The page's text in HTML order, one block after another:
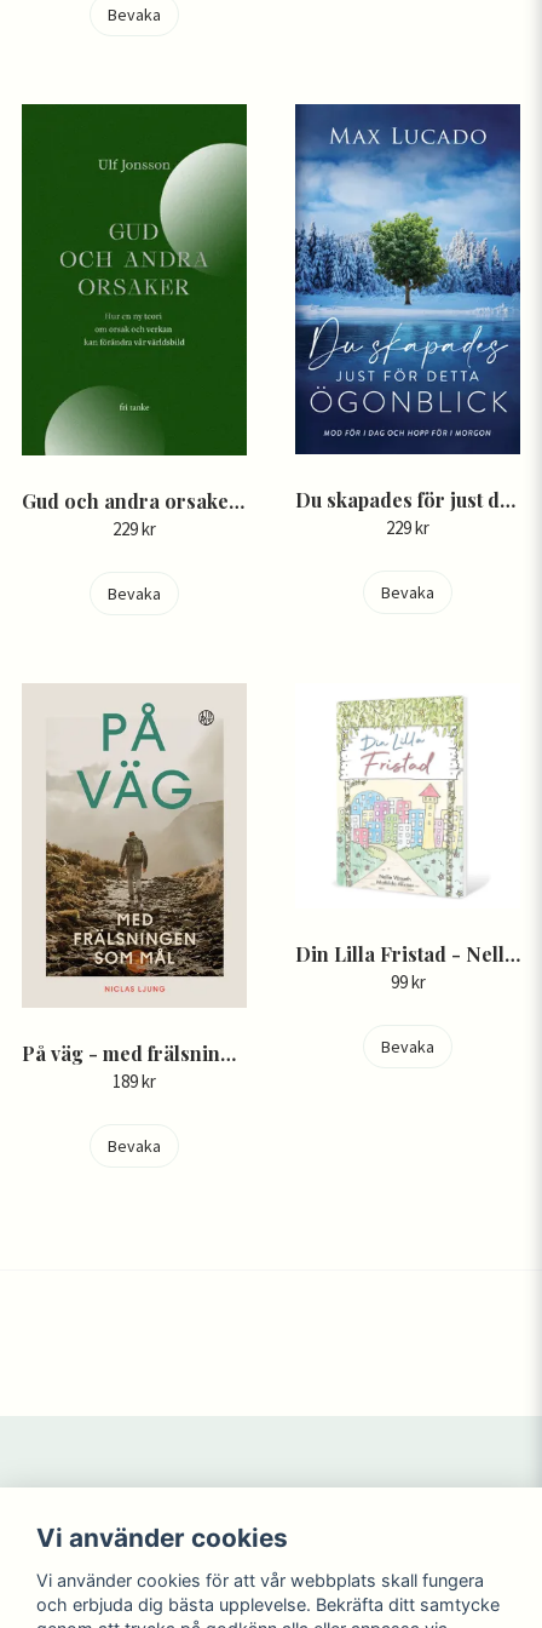
Bevaka
Gud och andra orsaker: Hur en ny teori om orsak och verkan kan förändra vår världsbild - Ulf Jonsson
229 kr
Bevaka
Du skapades för just detta ögonblick - Max Lucado
229 kr
Bevaka
På väg - med frälsningen som mål - Niclas Ljung
189 kr
Bevaka
Din Lilla Fristad - Nellie Vänseth, Mathilda Ahxner
99 kr
Bevaka
Köpvillkor
NYHETER
KAMPANJ
Logga in
Registrera dig
Glömt lösenord?
Vi använder cookies
Vi använder cookies för att vår webbplats skall fungera
och erbjuda dig bästa upplevelse. Bekräfta ditt samtycke